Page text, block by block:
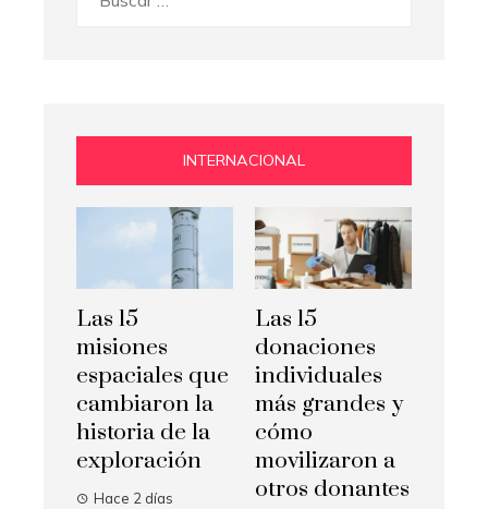
INTERNACIONAL
Las 15
misiones
espaciales que
cambiaron la
historia de la
exploración
Hace 2 días
Las 15
donaciones
individuales
más grandes y
cómo
movilizaron a
otros donantes